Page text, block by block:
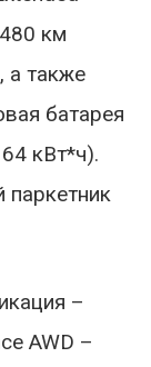
км
а также
батарея
кВт*ч).
–
AWD –